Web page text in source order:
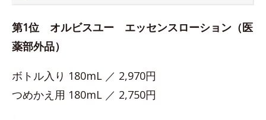
第1位 オルビスユー エッセンスローション（医
薬部外品）
ボトル入り 180mL ／ 2,970円
つめかえ用 180mL ／ 2,750円